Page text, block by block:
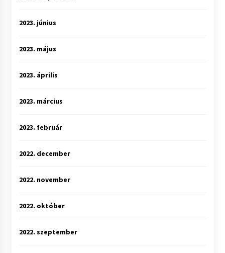
2023. június
2023. május
2023. április
2023. március
2023. február
2022. december
2022. november
2022. október
2022. szeptember